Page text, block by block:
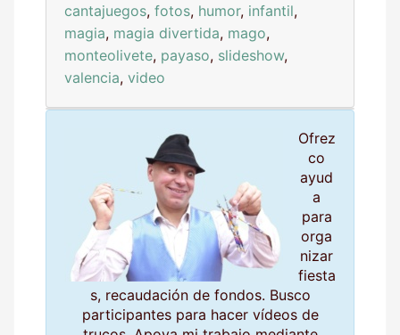
cantajuegos, fotos, humor, infantil,
magia, magia divertida, mago,
monteolivete, payaso, slideshow,
valencia, video
Ofrez
co
ayud
a
para
orga
nizar
fiesta
s, recaudación de fondos. Busco
participantes para hacer vídeos de